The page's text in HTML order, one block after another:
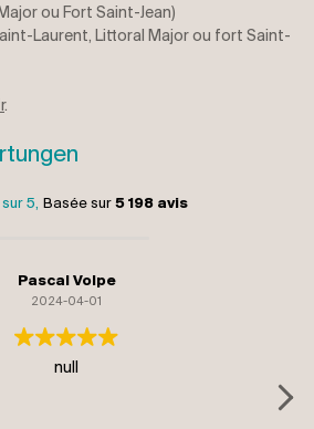
ou Fort Saint-Jean)
Laurent, Littoral Major ou fort Saint-
.
Pascal Volpe
2024-04-01
null
sur 5, Basée sur 5 198 avis